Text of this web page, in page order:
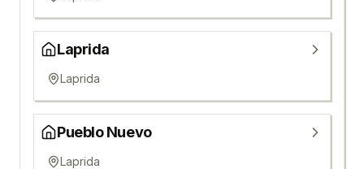
Laprida
Laprida
Pueblo Nuevo
Laprida